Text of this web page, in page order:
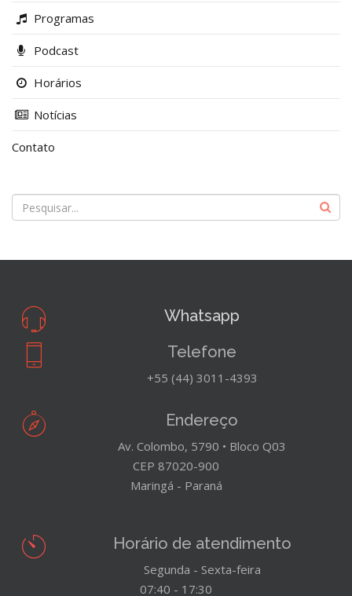
Programas
Podcast
Horários
Notícias
Contato
Whatsapp
Telefone
+55 (44) 3011-4393
Endereço
Av. Colombo, 5790 • Bloco Q03
CEP 87020-900
Maringá - Paraná
Horário de atendimento
Segunda - Sexta-feira
07:40 - 17:30